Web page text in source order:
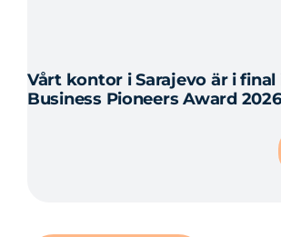
Vårt kontor i Sarajevo är i final
Business Pioneers Award 2026